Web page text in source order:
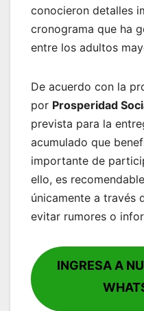
conocieron detalles
cronograma que ha
entre los adultos
De acuerdo con la
por Prosperidad
prevista para la
acumulado que
importante de
ello, es
únicamente a través
evitar rumores o
INGRESA A